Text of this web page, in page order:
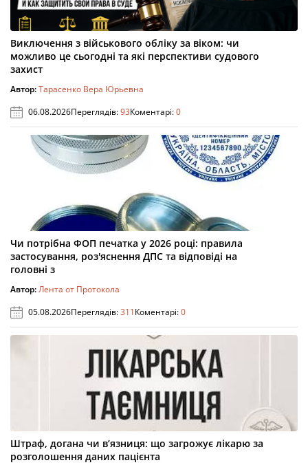
Виключення з військового обліку за віком: чи
можливо це сьогодні та які перспективи судового
захист
Автор:Тарасенко Вера Юрьевна
06.08.2026Переглядів:93Коментарі:0
Чи потрібна ФОП печатка у 2026 році: правила
застосування, роз'яснення ДПС та відповіді на
головні з
Автор:Лента от Протокола
05.08.2026Переглядів:311Коментарі:0
Штраф, догана чи в’язниця: що загрожує лікарю за
розголошення даних пацієнта